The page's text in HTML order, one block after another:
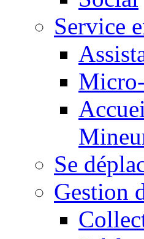
Service
Se
Gestion